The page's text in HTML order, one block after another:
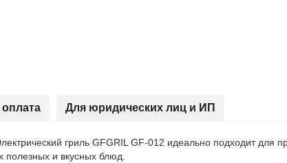
Для юридических лиц и ИП
гриль GFGRIL GF-012 идеально подходит для
полезных и вкусных блюд.